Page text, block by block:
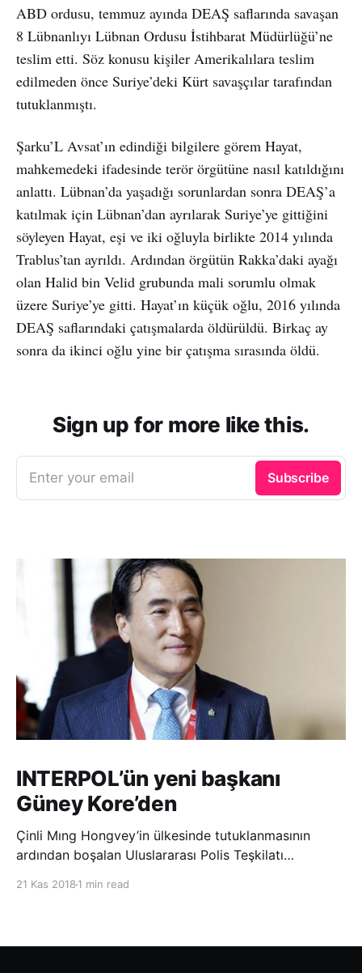
ABD ordusu, temmuz ayında DEAŞ saflarında savaşan
8 Lübnanlıyı Lübnan Ordusu İstihbarat Müdürlüğü’ne
teslim etti. Söz konusu kişiler Amerikalılara teslim
edilmeden önce Suriye’deki Kürt savaşçılar tarafından
tutuklanmıştı.
Şarku’L Avsat’ın edindiği bilgilere görem Hayat,
mahkemedeki ifadesinde terör örgütüne nasıl katıldığını
anlattı. Lübnan’da yaşadığı sorunlardan sonra DEAŞ’a
katılmak için Lübnan’dan ayrılarak Suriye’ye gittiğini
söyleyen Hayat, eşi ve iki oğluyla birlikte 2014 yılında
Trablus’tan ayrıldı. Ardından örgütün Rakka’daki ayağı
olan Halid bin Velid grubunda mali sorumlu olmak
üzere Suriye’ye gitti. Hayat’ın küçük oğlu, 2016 yılında
DEAŞ saflarındaki çatışmalarda öldürüldü. Birkaç ay
sonra da ikinci oğlu yine bir çatışma sırasında öldü.
Sign up for more like this.
Enter your email Subscribe
INTERPOL’ün yeni başkanı
Güney Kore’den
Çinli Mıng Hongvey’in ülkesinde tutuklanmasının
ardından boşalan Uluslararası Polis Teşkilatı
21 Kas 2018 1 min read